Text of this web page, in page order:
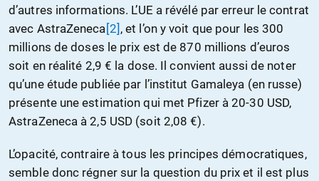
d’autres informations. L’UE a révélé par erreur le contrat
avec AstraZeneca [2] , et l’on y voit que pour les 300
millions de doses le prix est de 870 millions d’euros
soit en réalité 2,9 € la dose. Il convient aussi de noter
qu’une étude publiée par l’institut Gamaleya (en russe)
présente une estimation qui met Pfizer à 20-30 USD,
AstraZeneca à 2,5 USD (soit 2,08 €).
L’opacité, contraire à tous les principes démocratiques,
semble donc régner sur la question du prix et il est plus